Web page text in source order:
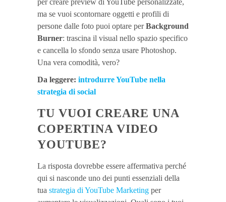
per creare preview di YouTube personalizzate,
ma se vuoi scontornare oggetti e profili di
persone dalle foto puoi optare perBackground
Burner: trascina il visual nello spazio specifico
e cancella lo sfondo senza usare Photoshop.
Una vera comodità, vero?
Da leggere: introdurre YouTube nella
strategia di social
TU VUOI CREARE UNA
COPERTINA VIDEO
YOUTUBE?
La risposta dovrebbe essere affermativa perché
qui si nasconde uno dei punti essenziali della
tua strategia di YouTube Marketing per